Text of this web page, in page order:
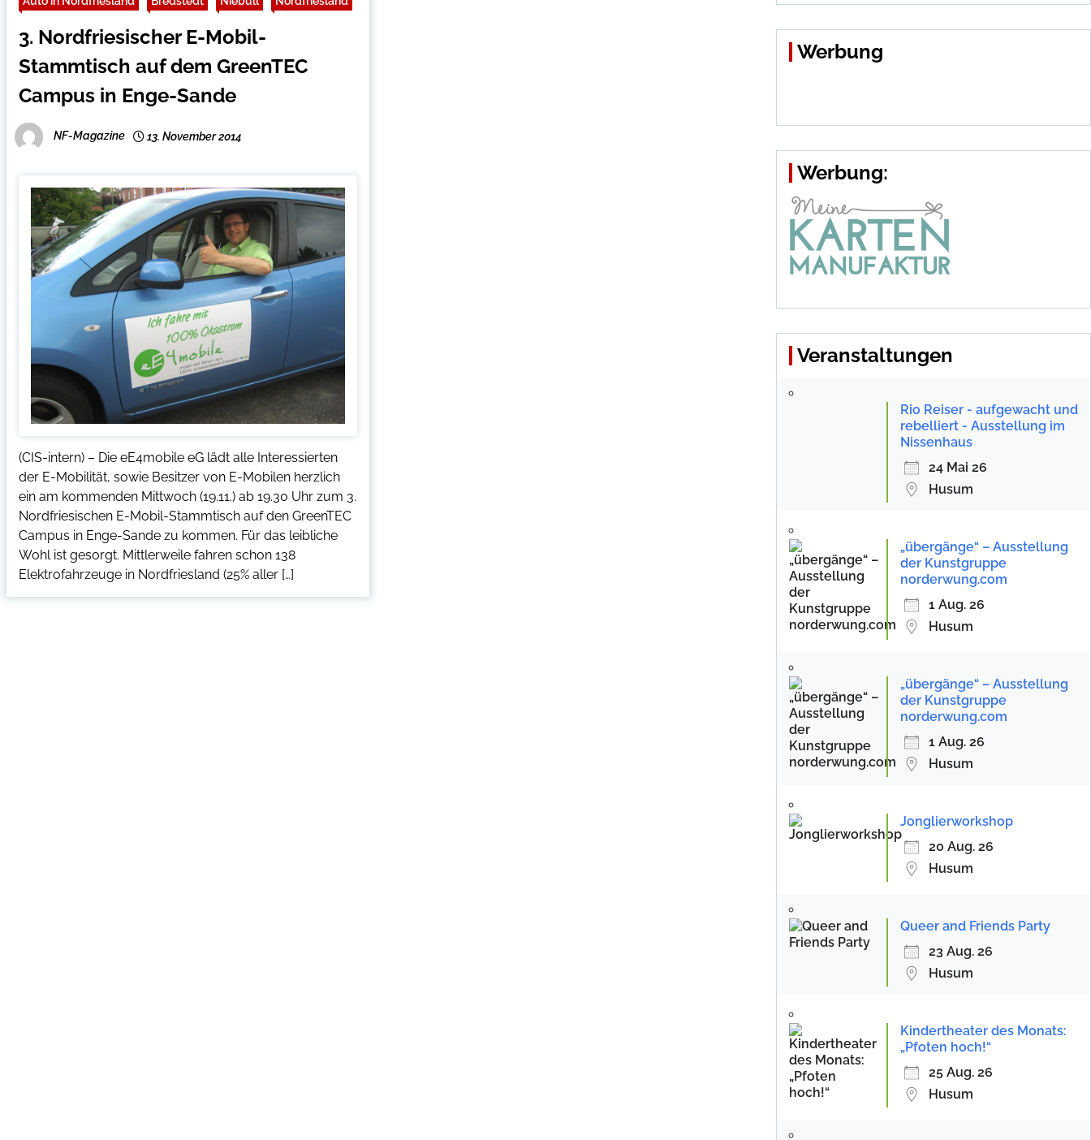
3. Nordfriesischer E-Mobil-
Stammtisch auf dem GreenTEC
Campus in Enge-Sande
NF-Magazine 13. November 2014
(CIS-intern) – Die eE4mobile eG lädt alle Interessierten
der E-Mobilität, sowie Besitzer von E-Mobilen herzlich
ein am kommenden Mittwoch (19.11.) ab 19.30 Uhr zum 3.
Nordfriesischen E-Mobil-Stammtisch auf den GreenTEC
Campus in Enge-Sande zu kommen. Für das leibliche
Wohl ist gesorgt. Mittlerweile fahren schon 138
Elektrofahrzeuge in Nordfriesland (25% aller […]
Werbung
Werbung:
Veranstaltungen
Rio Reiser - aufgewacht und
rebelliert - Ausstellung im
Nissenhaus
24 Mai 26
Husum
„übergänge“ – Ausstellung
der Kunstgruppe
norderwung.com
1 Aug. 26
Husum
„übergänge“ – Ausstellung
der Kunstgruppe
norderwung.com
1 Aug. 26
Husum
Jonglierworkshop
20 Aug. 26
Husum
Queer and Friends Party
23 Aug. 26
Husum
Kindertheater des Monats:
„Pfoten hoch!“
25 Aug. 26
Husum